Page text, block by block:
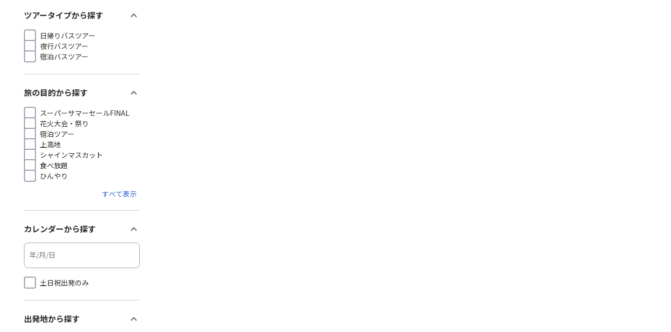
ツアータイプから探す expand_more
日帰りバスツアー
夜行バスツアー
宿泊バスツアー
旅の目的から探す expand_more
スーパーサマーセールFINAL
花火大会・祭り
宿泊ツアー
上高地
シャインマスカット
食べ放題
ひんやり
すべて表示
カレンダーから探す expand_more
土日祝出発のみ
出発地から探す expand_more